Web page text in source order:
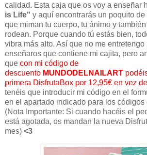
calidad. Esta caja que os voy a enseñar
is Life" y aquí encontrarás un poquito
que miman tu cuerpo, tu ánimo y
rodean. Porque cuando tú estás bien,
vibra más alto. Así que no me entretengo
enseñaros que contiene mi cajita, pero
que con mi código de
descuento MUNDODELNAILART
primera DisfrutaBox por 12,95€ en vez
tenéis que introducir mi código en el
en el apartado indicado para los códigos
(Nota Importante: Si cuando hacéis el
está agotada, os mandan la nueva
mes) <3